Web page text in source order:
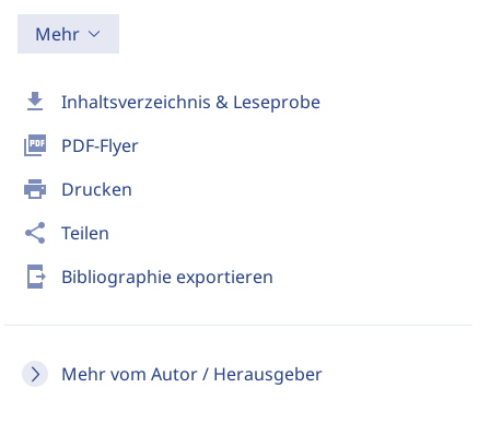
download Inhaltsverzeichnis & Leseprobe
picture_as_pdf PDF-Flyer
print Drucken
share Teilen
send_to_mobile Bibliographie exportieren
Mehr vom Autor / Herausgeber
Mehr